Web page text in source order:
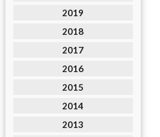
2019
2018
2017
2016
2015
2014
2013